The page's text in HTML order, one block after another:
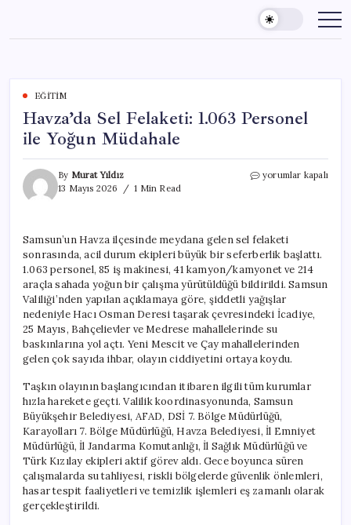
content
EĞITIM
Havza’da Sel Felaketi: 1.063 Personel
ile Yoğun Müdahale
By Murat Yıldız
13 Mayıs 2026
1 Min Read
Havza’da
ile
Yoğun
Müdahale
için
yorumlar kapalı
Samsun’un Havza ilçesinde meydana gelen sel felaketi
sonrasında, acil durum ekipleri büyük bir seferberlik başlattı.
1.063 personel, 85 iş makinesi, 41 kamyon/kamyonet ve 214
araçla sahada yoğun bir çalışma yürütüldüğü bildirildi. Samsun
Valiliği’nden yapılan açıklamaya göre, şiddetli yağışlar
nedeniyle Hacı Osman Deresi taşarak çevresindeki İcadiye,
25 Mayıs, Bahçelievler ve Medrese mahallelerinde su
baskınlarına yol açtı. Yeni Mescit ve Çay mahallelerinden
gelen çok sayıda ihbar, olayın ciddiyetini ortaya koydu.
Taşkın olayının başlangıcından itibaren ilgili tüm kurumlar
hızla harekete geçti. Valilik koordinasyonunda, Samsun
Büyükşehir Belediyesi, AFAD, DSİ 7. Bölge Müdürlüğü,
Karayolları 7. Bölge Müdürlüğü, Havza Belediyesi, İl Emniyet
Müdürlüğü, İl Jandarma Komutanlığı, İl Sağlık Müdürlüğü ve
Türk Kızılay ekipleri aktif görev aldı. Gece boyunca süren
çalışmalarda su tahliyesi, riskli bölgelerde güvenlik önlemleri,
hasar tespit faaliyetleri ve temizlik işlemleri eş zamanlı olarak
gerçekleştirildi.